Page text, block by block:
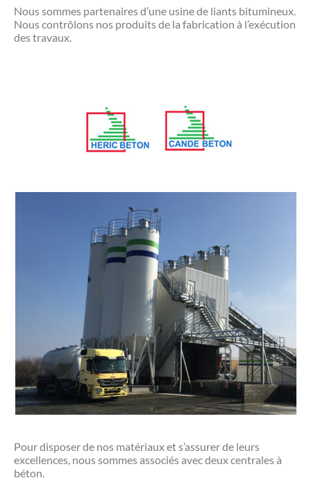
Nous sommes partenaires d’une usine de liants bitumineux.
Nous contrôlons nos produits de la fabrication à l’exécution
des travaux.
Pour disposer de nos matériaux et s’assurer de leurs
excellences, nous sommes associés avec deux centrales à
béton.